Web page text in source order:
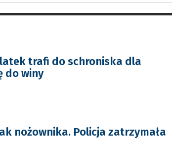
latek trafi do schroniska dla
do winy
nożownika. Policja zatrzymała